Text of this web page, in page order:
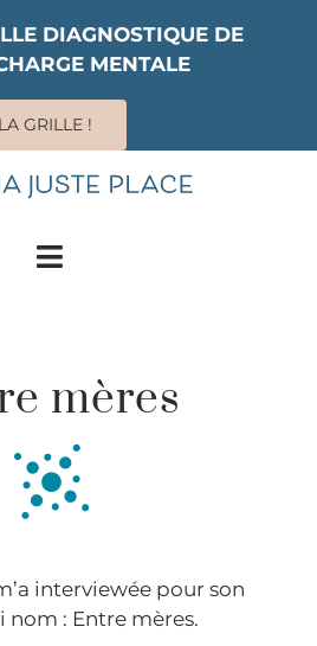
DIAGNOSTIQUE DE
MENTALE
GRILLE !
Toggle
mères
interviewée pour son
nom : Entre mères.